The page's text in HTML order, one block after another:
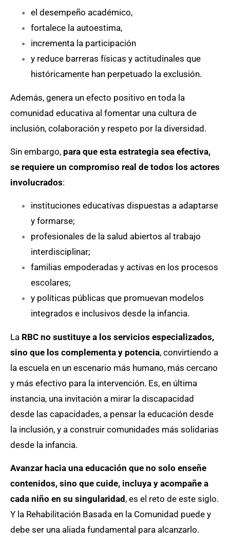
el desempeño académico,
fortalece la autoestima,
incrementa la participación
y reduce barreras físicas y actitudinales que
históricamente han perpetuado la exclusión.
Además, genera un efecto positivo en toda la
comunidad educativa al fomentar una cultura de
inclusión, colaboración y respeto por la diversidad.
Sin embargo, para que esta estrategia sea efectiva,
se requiere un compromiso real de todos los actores
involucrados:
instituciones educativas dispuestas a adaptarse
y formarse;
profesionales de la salud abiertos al trabajo
interdisciplinar;
familias empoderadas y activas en los procesos
escolares;
y políticas públicas que promuevan modelos
integrados e inclusivos desde la infancia.
La RBC no sustituye a los servicios especializados,
sino que los complementa y potencia, convirtiendo a
la escuela en un escenario más humano, más cercano
y más efectivo para la intervención. Es, en última
instancia, una invitación a mirar la discapacidad
desde las capacidades, a pensar la educación desde
la inclusión, y a construir comunidades más solidarias
desde la infancia.
Avanzar hacia una educación que no solo enseñe
contenidos, sino que cuide, incluya y acompañe a
cada niño en su singularidad , es el reto de este siglo.
Y la Rehabilitación Basada en la Comunidad puede y
debe ser una aliada fundamental para alcanzarlo.